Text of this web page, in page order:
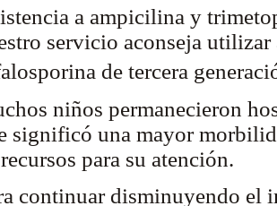
a ampicilina y
servicio aconseja utilizar
de tercera
niños permanecieron
significó una mayor
para su atención.
continuar disminuyendo el